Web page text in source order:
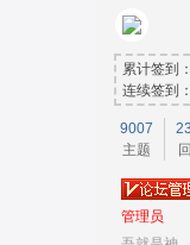
累计签到
连续签到
9007
主题
管理员